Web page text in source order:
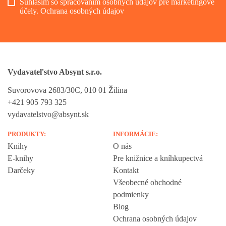
Súhlasím so spracovaním osobných údajov pre marketingové
účely. Ochrana osobných údajov
Vydavateľstvo Absynt s.r.o.
Suvorovova 2683/30C, 010 01 Žilina
+421 905 793 325
vydavatelstvo@absynt.sk
PRODUKTY:
Knihy
E-knihy
Darčeky
INFORMÁCIE:
O nás
Pre knižnice a kníhkupectvá
Kontakt
Všeobecné obchodné
podmienky
Blog
Ochrana osobných údajov